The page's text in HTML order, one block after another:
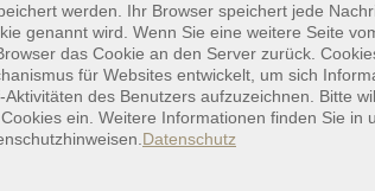
Uhr online
Uhr online
Uhr online
Uhr
werden. Ihr Browser speichert jede
genannt wird. Wenn Sie eine weitere Seite
das Cookie an den Server zurück.
für Websites entwickelt, um sich
Aktivitäten des Benutzers aufzuzeichnen. Bitte
ein. Weitere Informationen finden Sie in
Datenschutz